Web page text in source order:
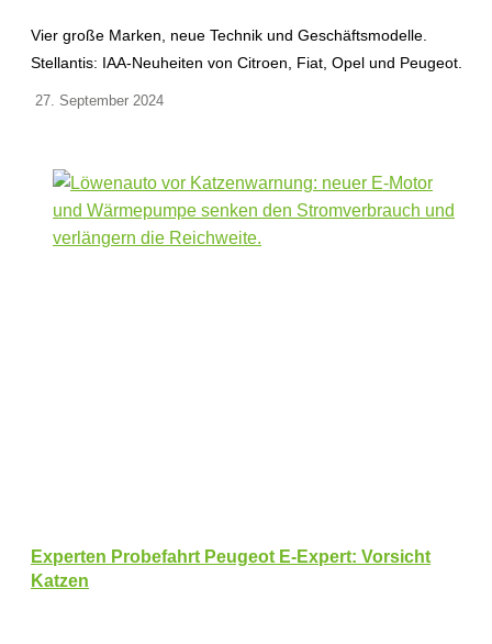
Vier große Marken, neue Technik und Geschäftsmodelle.
Stellantis: IAA-Neuheiten von Citroen, Fiat, Opel und Peugeot.
27. September 2024
Experten Probefahrt Peugeot E-Expert: Vorsicht
Katzen